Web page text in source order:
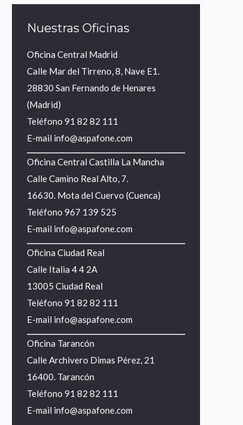
Nuestras Oficinas
Oficina Central Madrid
Calle Mar del Tirreno, 8, Nave E1.
28830 San Fernando de Henares
(Madrid)
Teléfono 91 82 82 111
E-mail info@aspafone.com
Oficina Central Castilla La Mancha
Calle Camino Real Alto, 7.
16630. Mota del Cuervo (Cuenca)
Teléfono 967 139 525
E-mail info@aspafone.com
Oficina Ciudad Real
Calle Italia 4 4 2A
13005 Ciudad Real
Teléfono 91 82 82 111
E-mail info@aspafone.com
Oficina Tarancón
Calle Archivero Dimas Pérez, 21
16400. Tarancón
Teléfono 91 82 82 111
E-mail info@aspafone.com